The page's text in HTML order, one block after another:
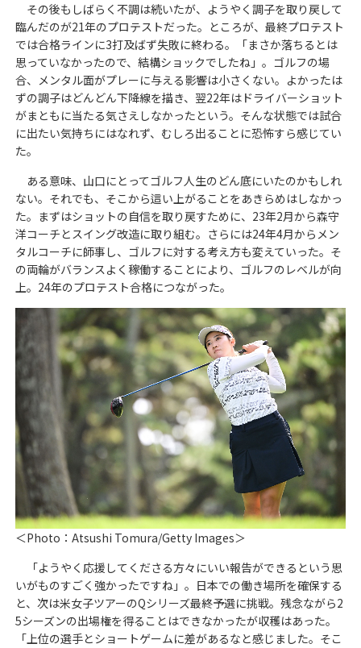
その後もしばらく不調は続いたが、ようやく調子を取り戻して
臨んだのが21年のプロテストだった。ところが、最終プロテスト
では合格ラインに3打及ばず失敗に終わる。「まさか落ちるとは
思っていなかったので、結構ショックでしたね」。ゴルフの場
合、メンタル面がプレーに与える影響は小さくない。よかったは
ずの調子はどんどん下降線を描き、翌22年はドライバーショット
がまともに当たる気さえしなかったという。そんな状態では試合
に出たい気持ちにはなれず、むしろ出ることに恐怖すら感じてい
た。
ある意味、山口にとってゴルフ人生のどん底にいたのかもしれ
ない。それでも、そこから這い上がることをあきらめはしなかっ
た。まずはショットの自信を取り戻すために、23年2月から森守
洋コーチとスイング改造に取り組む。さらには24年4月からメン
タルコーチに師事し、ゴルフに対する考え方も変えていった。そ
の両輪がバランスよく稼働することにより、ゴルフのレベルが向
上。24年のプロテスト合格につながった。
＜Photo：Atsushi Tomura/Getty Images＞
「ようやく応援してくださる方々にいい報告ができるという思
いがものすごく強かったですね」。日本での働き場所を確保する
と、次は米女子ツアーのQシリーズ最終予選に挑戦。残念ながら2
5シーズンの出場権を得ることはできなかったが収穫はあった。
「上位の選手とショートゲームに差があるなと感じました。そこ